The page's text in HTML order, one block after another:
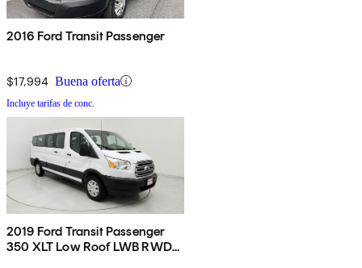
2016 Ford Transit Passenger
$17,994 Buena oferta
Incluye tarifas de conc.
2019 Ford Transit Passenger
350 XLT Low Roof LWB RWD